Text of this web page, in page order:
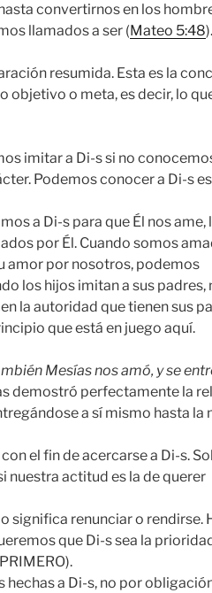
convertirnos en los
llamados a ser (Mateo 5:48).
resumida. Esta es la
objetivo o meta, es decir, lo
imitar a Di-s si no
Podemos conocer a Di-s
a Di-s para que Él nos ame,
por Él. Cuando somos
amor por nosotros, podemos
los hijos imitan a sus padres,
la autoridad que tienen sus
que está en juego aquí.
Mesías nos amó, y se
demostró perfectamente la
a sí mismo hasta la
el fin de acercarse a Di-s.
nuestra actitud es la de querer
significa renunciar o rendirse.
que Di-s sea la
hechas a Di-s, no por